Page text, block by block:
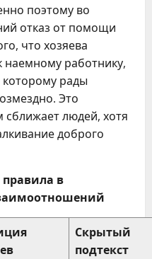
поэтому во
отказ от помощи
что хозяева
наемному работнику,
которому рады
Это
людей, хотя
доброго
в
Скрытый
подтекст